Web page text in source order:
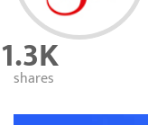
1.3K
shares